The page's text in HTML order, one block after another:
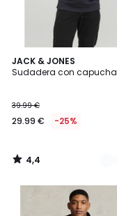
JACK & JONES
Sudadera con capucha
39.99 €
29.99 € -25%
4,4
/ 5
4
Colores
4,4
/